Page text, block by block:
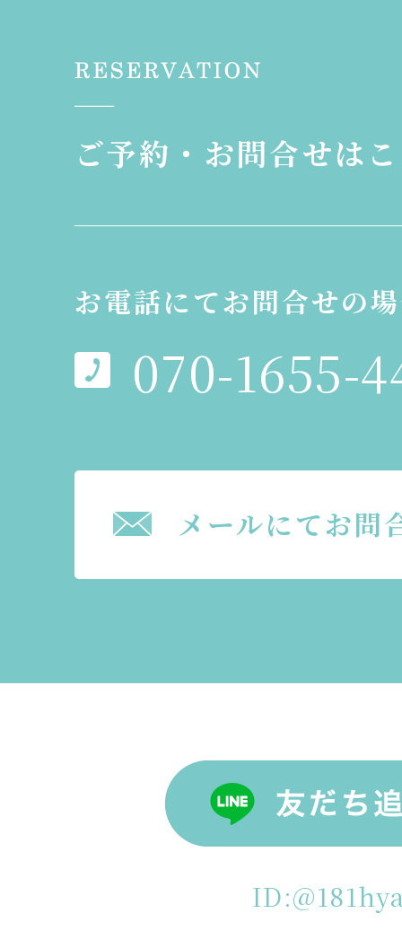
ご予約・お問合せは
お電話にてお問合せの
070-1655-
メールにてお問